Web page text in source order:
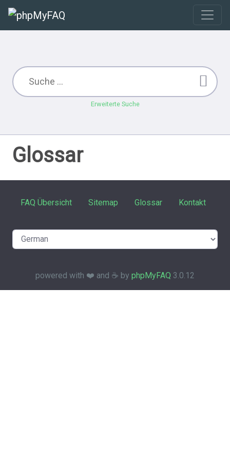
Erweiterte Suche
Glossar
FAQ Übersicht Sitemap Glossar Kontakt
powered with ❤️ and ☕️ by phpMyFAQ 3.0.12